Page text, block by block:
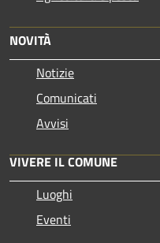
NOVITÀ
Notizie
Comunicati
Avvisi
VIVERE IL COMUNE
Luoghi
Eventi